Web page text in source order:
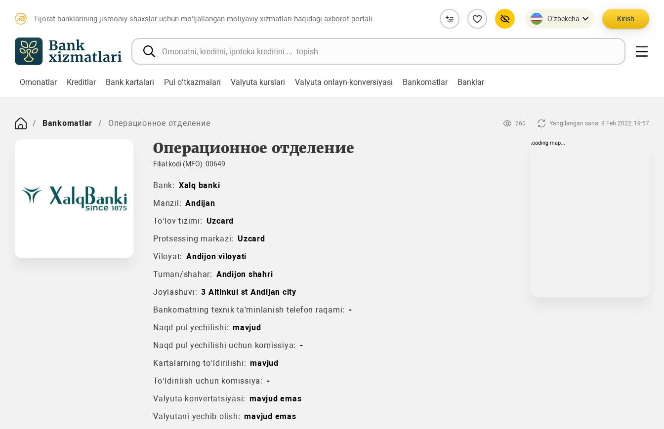
Tijorat banklarining jismoniy shaxslar uchun mo‘ljallangan moliyaviy xizmatlari haqidagi axborot portali O’zbekcha Kirish
Omonatlar Kreditlar Bank kartalari Pul o‘tkazmalari Valyuta kurslari Valyuta onlayn-konversiyasi Bankomatlar Banklar
Bankomatlar Операционное отделение 260 Yangilangan sana: 8 Feb 2022, 19:57
Операционное отделение
Filial kodi (MFO): 00649
Bank: Xalq banki
Manzil: Andijan
To‘lov tizimi: Uzcard
Protsessing markazi: Uzcard
Viloyat: Andijon viloyati
Tuman/shahar: Andijon shahri
Joylashuvi: 3 Altinkul st Andijan city
Bankomatning texnik ta'minlanish telefon raqami: -
Naqd pul yechilishi: mavjud
Naqd pul yechilishi uchun komissiya: -
Kartalarning to‘ldirilishi: mavjud
To‘ldirilish uchun komissiya: -
Valyuta konvertatsiyasi: mavjud emas
Valyutani yechib olish: mavjud emas
loading map...